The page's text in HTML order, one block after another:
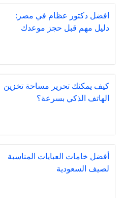
افضل دكتور عظام في مصر:
دليل مهم قبل حجز موعدك
كيف يمكنك تحرير مساحة تخزين
الهاتف الذكي بسرعة؟
أفضل خامات العبايات المناسبة
لصيف السعودية